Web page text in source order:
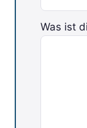
Bitte
Was ist